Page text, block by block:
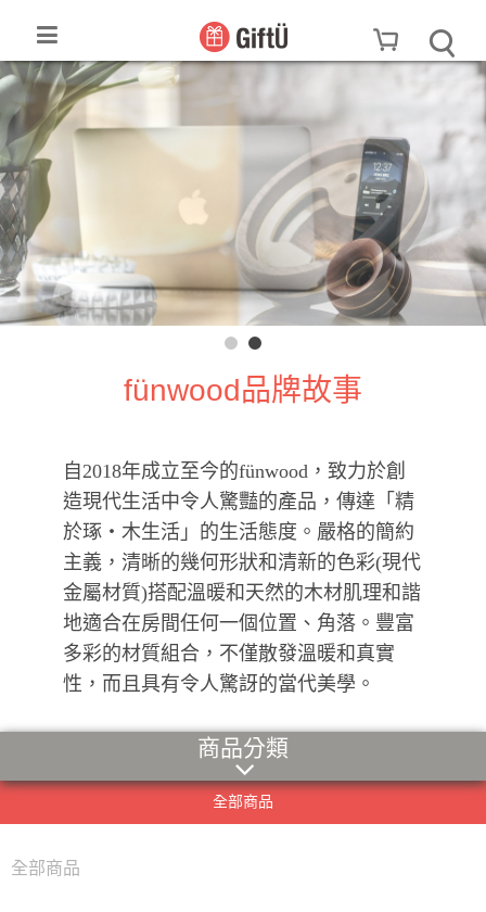
fünwood品牌故事
自2018年成立至今的fünwood，致力於創
造現代生活中令人驚豔的產品，傳達「精
於琢‧木生活」的生活態度。嚴格的簡約
主義，清晰的幾何形狀和清新的色彩(現代
金屬材質)搭配溫暖和天然的木材肌理和諧
地適合在房間任何一個位置、角落。豐富
多彩的材質組合，不僅散發溫暖和真實
性，而且具有令人驚訝的當代美學。
商品分類
全部商品
全部商品